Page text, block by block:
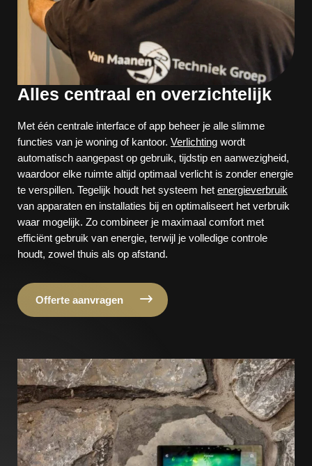
Alles centraal en overzichtelijk
Met één centrale interface of app beheer je alle slimme
functies van je woning of kantoor. Verlichting wordt
automatisch aangepast op gebruik, tijdstip en aanwezigheid,
waardoor elke ruimte altijd optimaal verlicht is zonder energie
te verspillen. Tegelijk houdt het systeem het energieverbruik
van apparaten en installaties bij en optimaliseert het verbruik
waar mogelijk. Zo combineer je maximaal comfort met
efficiënt gebruik van energie, terwijl je volledige controle
houdt, zowel thuis als op afstand.
Offerte aanvragen